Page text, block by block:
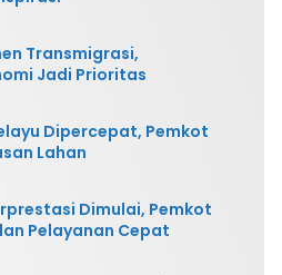
Transmigrasi,
Jadi Prioritas
Dipercepat, Pemkot
Lahan
Dimulai, Pemkot
Pelayanan Cepat